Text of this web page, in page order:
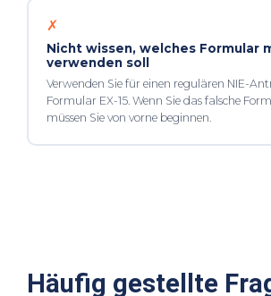
✗
Nicht wissen, welches Formular
verwenden soll
Verwenden Sie für einen regulären NIE-
Formular EX-15. Wenn Sie das falsche
müssen Sie von vorne beginnen.
Häufig gestellte